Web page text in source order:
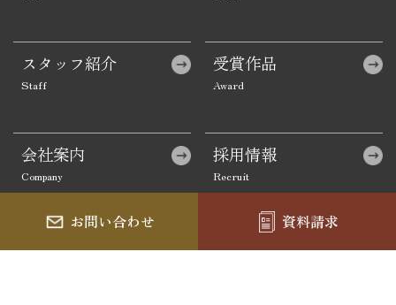
お問い合わせ 資料請求
スタッフ紹介 受賞作品
会社案内 採用情報